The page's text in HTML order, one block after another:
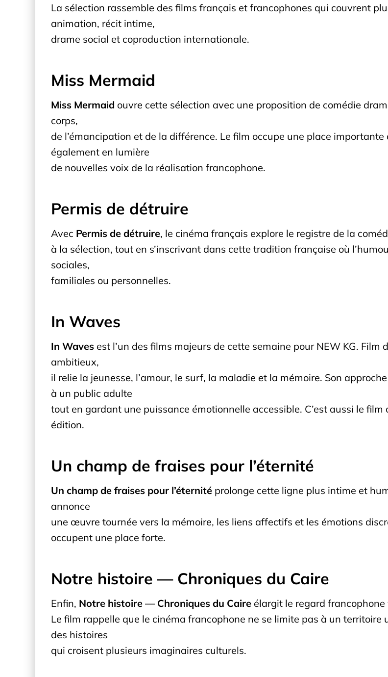
La sélection rassemble des films français et francophones qui couvrent
animation, récit intime,
drame social et coproduction internationale.
Miss Mermaid
Miss Mermaid ouvre cette sélection avec une proposition de comédie
corps,
de l’émancipation et de la différence. Le film occupe une place
également en lumière
de nouvelles voix de la réalisation francophone.
Permis de détruire
Avec Permis de détruire, le cinéma français explore le registre de la
à la sélection, tout en s’inscrivant dans cette tradition française où
sociales,
familiales ou personnelles.
In Waves
In Waves est l’un des films majeurs de cette semaine pour NEW KG.
ambitieux,
il relie la jeunesse, l’amour, le surf, la maladie et la mémoire. Son
à un public adulte
tout en gardant une puissance émotionnelle accessible. C’est aussi le film
édition.
Un champ de fraises pour l’éternité
Un champ de fraises pour l’éternité prolonge cette ligne plus intime et
annonce
une œuvre tournée vers la mémoire, les liens affectifs et les émotions
occupent une place forte.
Notre histoire — Chroniques du Caire
Enfin, Notre histoire — Chroniques du Caire élargit le regard
Le film rappelle que le cinéma francophone ne se limite pas à un
des histoires
qui croisent plusieurs imaginaires culturels.